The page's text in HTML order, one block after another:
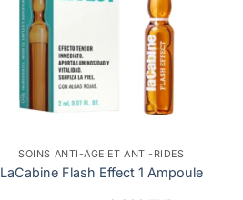
SOINS ANTI-ÂGE ET ANTI-RIDES
LaCabine Flash Effect 1 Ampoule